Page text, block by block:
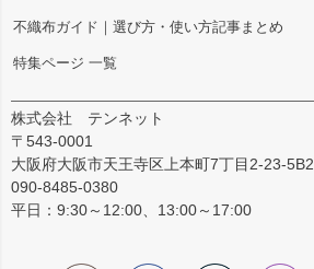
不織布ガイド｜選び方・使い方記事まとめ
特集ページ 一覧
株式会社 テンネット
〒543-0001
大阪府大阪市天王寺区上本町7丁目2-23-5B2
090-8485-0380
平日：9:30～12:00、13:00～17:00